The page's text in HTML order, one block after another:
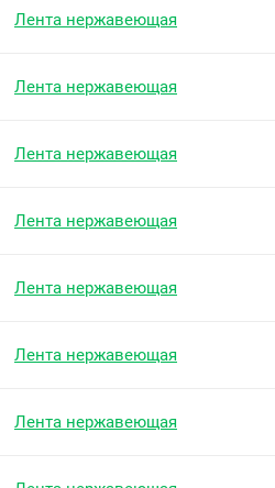
Лента нержавеющая
Лента нержавеющая
Лента нержавеющая
Лента нержавеющая
Лента нержавеющая
Лента нержавеющая
Лента нержавеющая